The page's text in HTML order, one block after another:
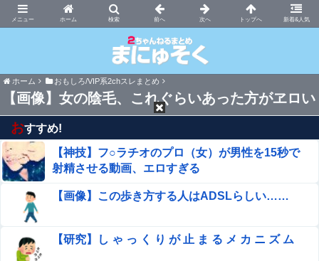
ホーム 新着&人気
まにゅそく 2chまとめニュース速報VIP
ホーム おもしろ/VIP系2chスレまとめ
【画像】女の陰毛、これぐらいあった方がヱロい
おすすめ!
【神技】フ○ラチオのプロ（女）が男性を15秒で
射精させる動画、エロすぎる
【画像】この歩き方する人はADSLらしい……
【研究】し ゃ っ く り が 止 ま る メ カ ニ ズ ム